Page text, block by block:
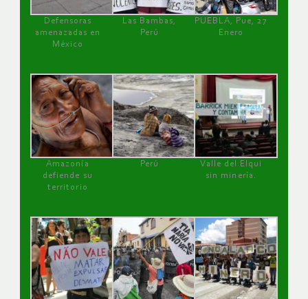
Defensoras
amenazadas en
México
Las Bambas,
Perú
PUEBLA, Pue, 27
Enero
Amazonía
defiende su
territorio
Perú
Valle del Elqui
sin minería.